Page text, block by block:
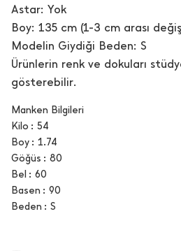
Astar: Yok
Boy: 135 cm (1-3 cm arası
Modelin Giydiği Beden: S
Ürünlerin renk ve dokuları
gösterebilir.
Manken Bilgileri
Kilo
54
Boy
1.74
Göğüs
80
Bel
60
Basen
90
Beden
S